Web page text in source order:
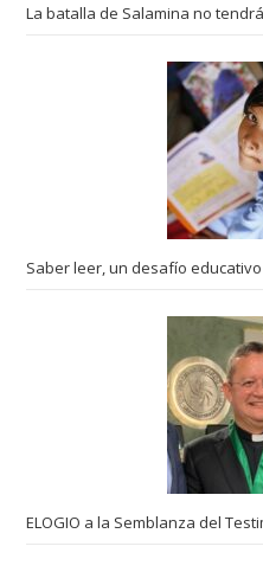
La batalla de Salamina no
Saber leer, un desafío
ELOGIO a la Semblanza del